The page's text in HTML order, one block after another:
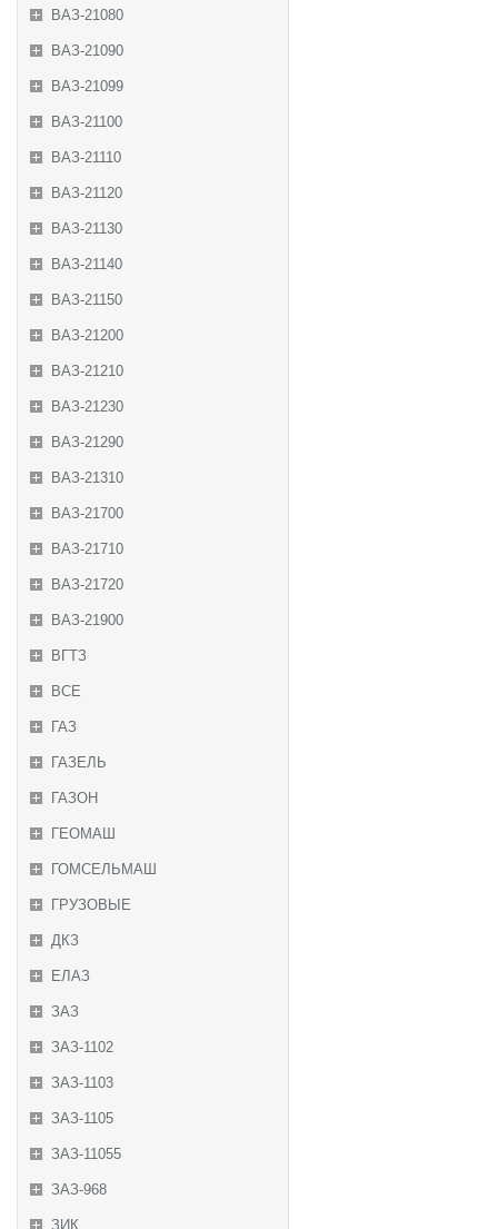
ВАЗ-21080
ВАЗ-21090
ВАЗ-21099
ВАЗ-21100
ВАЗ-21110
ВАЗ-21120
ВАЗ-21130
ВАЗ-21140
ВАЗ-21150
ВАЗ-21200
ВАЗ-21210
ВАЗ-21230
ВАЗ-21290
ВАЗ-21310
ВАЗ-21700
ВАЗ-21710
ВАЗ-21720
ВАЗ-21900
ВГТЗ
ВСЕ
ГАЗ
ГАЗЕЛЬ
ГАЗОН
ГЕОМАШ
ГОМСЕЛЬМАШ
ГРУЗОВЫЕ
ДКЗ
ЕЛАЗ
ЗАЗ
ЗАЗ-1102
ЗАЗ-1103
ЗАЗ-1105
ЗАЗ-11055
ЗАЗ-968
ЗИК